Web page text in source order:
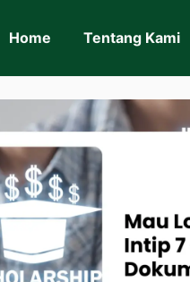
Home Tentang Kami